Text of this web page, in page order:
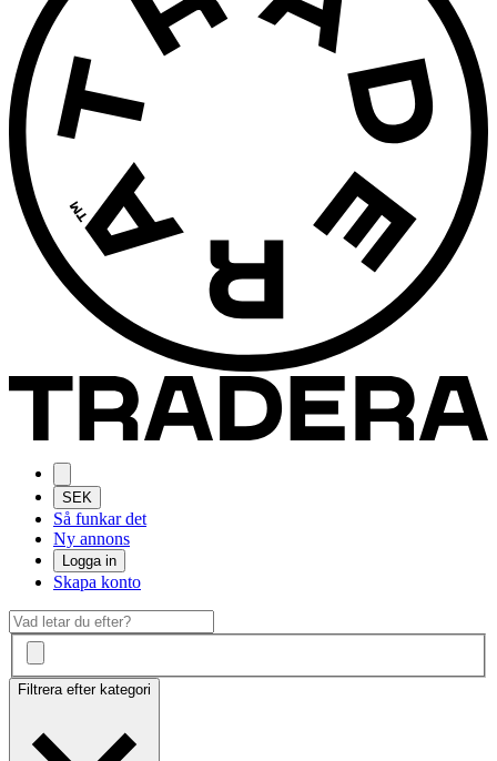
SEK
Så funkar det
Ny annons
Logga in
Skapa konto
Filtrera efter kategori